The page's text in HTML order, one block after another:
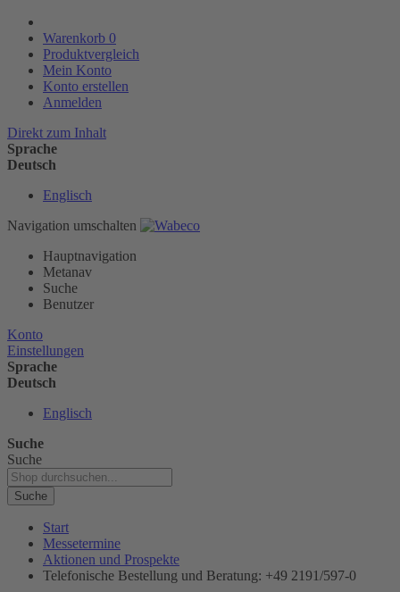
Warenkorb 0
Produktvergleich
Mein Konto
Konto erstellen
Anmelden
Direkt zum Inhalt
Sprache
Deutsch
Englisch
Navigation umschalten
Hauptnavigation
Metanav
Suche
Benutzer
Konto
Einstellungen
Sprache
Deutsch
Englisch
Suche
Suche
Suche
Start
Messetermine
Aktionen und Prospekte
Telefonische Bestellung und Beratung: +49 2191/597-0